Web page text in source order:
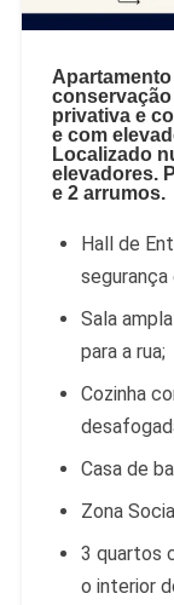
conservação
privativa e
e com
Localizado
elevadores.
e 2 arrumos.
Hall de
Sala
para a rua;
Cozinha
Casa de
Zona
3 quartos
o interior